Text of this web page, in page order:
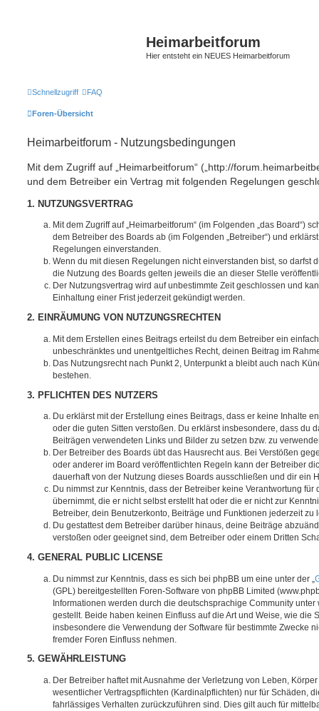
Heimarbeitforum
Hier entsteht ein NEUES Heimarbeitforum
Schnellzugriff FAQ
Foren-Übersicht
Heimarbeitforum - Nutzungsbedingungen
Mit dem Zugriff auf „Heimarbeitforum“ („http://
und dem Betreiber ein Vertrag mit folgenden Regelungen
1. NUTZUNGSVERTRAG
Mit dem Zugriff auf „Heimarbeitforum“ (im Folgenden „das Board“)
dem Betreiber des Boards ab (im Folgenden „Betreiber“) und
Regelungen einverstanden.
Wenn du mit diesen Regelungen nicht einverstanden bist, so darfst
die Nutzung des Boards gelten jeweils die an dieser Stelle
Der Nutzungsvertrag wird auf unbestimmte Zeit geschlossen und
Einhaltung einer Frist jederzeit gekündigt werden.
2. EINRÄUMUNG VON NUTZUNGSRECHTEN
Mit dem Erstellen eines Beitrags erteilst du dem Betreiber ein
unbeschränktes und unentgeltliches Recht, deinen Beitrag im
Das Nutzungsrecht nach Punkt 2, Unterpunkt a bleibt auch nach
bestehen.
3. PFLICHTEN DES NUTZERS
Du erklärst mit der Erstellung eines Beitrags, dass er keine Inhalte
oder die guten Sitten verstoßen. Du erklärst insbesondere, dass du
Beiträgen verwendeten Links und Bilder zu setzen bzw. zu
Der Betreiber des Boards übt das Hausrecht aus. Bei Verstößen
oder anderer im Board veröffentlichten Regeln kann der Betreiber
dauerhaft von der Nutzung dieses Boards ausschließen und dir ein
Du nimmst zur Kenntnis, dass der Betreiber keine Verantwortung für
übernimmt, die er nicht selbst erstellt hat oder die er nicht zur
Betreiber, dein Benutzerkonto, Beiträge und Funktionen jederzeit zu
Du gestattest dem Betreiber darüber hinaus, deine Beiträge
verstoßen oder geeignet sind, dem Betreiber oder einem Dritten
4. GENERAL PUBLIC LICENSE
Du nimmst zur Kenntnis, dass es sich bei phpBB um eine unter der „
(GPL) bereitgestellten Foren-Software von phpBB Limited
Informationen werden durch die deutschsprachige Community unter
gestellt. Beide haben keinen Einfluss auf die Art und Weise, wie die
insbesondere die Verwendung der Software für bestimmte Zwecke
fremder Foren Einfluss nehmen.
5. GEWÄHRLEISTUNG
Der Betreiber haftet mit Ausnahme der Verletzung von Leben,
wesentlicher Vertragspflichten (Kardinalpflichten) nur für Schäden,
fahrlässiges Verhalten zurückzuführen sind. Dies gilt auch für